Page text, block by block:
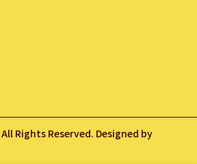
All Rights Reserved. Designed by